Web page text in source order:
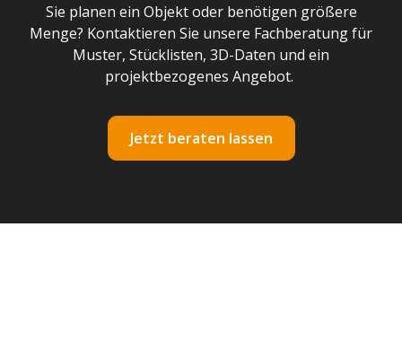
Sie planen ein Objekt oder benötigen größere
Menge? Kontaktieren Sie unsere Fachberatung für
Muster, Stücklisten, 3D-Daten und ein
projektbezogenes Angebot.
Jetzt beraten lassen